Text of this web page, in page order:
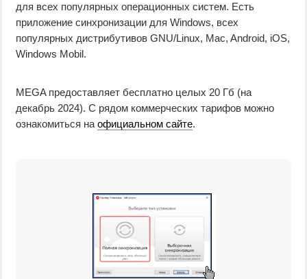
для всех популярных операционных систем. Есть
приложение синхронизации для Windows, всех
популярных дистрибутивов GNU/Linux, Mac, Android, iOS,
Windows Mobil.
MEGA предоставляет бесплатно целых 20 Гб (на
декабрь 2024). С рядом коммерческих тарифов можно
ознакомиться на официальном сайте.